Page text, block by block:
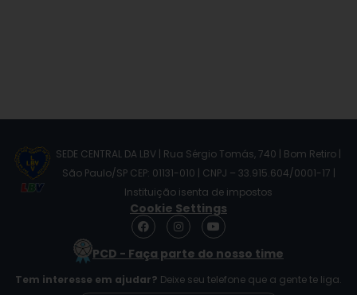
SEDE CENTRAL DA LBV | Rua Sérgio Tomás, 740 | Bom Retiro |
São Paulo/SP CEP: 01131-010 | CNPJ – 33.915.604/0001-17 |
Instituição isenta de impostos
Cookie Settings
F
a
e
o
I
n
s
t
g
Y
o
t
b
PCD - Faça parte do nosso time
Tem interesse em ajudar? Deixe seu telefone que a gente te liga.